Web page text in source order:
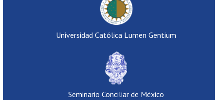
Universidad Católica Lumen Gentium
Seminario Conciliar de México